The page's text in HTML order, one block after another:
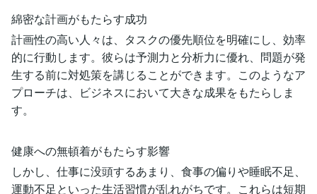
綿密な計画がもたらす成功
計画性の高い人々は、タスクの優先順位を明確にし、効率
的に行動します。彼らは予測力と分析力に優れ、問題が発
生する前に対処策を講じることができます。このようなア
プローチは、ビジネスにおいて大きな成果をもたらしま
す。
健康への無頓着がもたらす影響
しかし、仕事に没頭するあまり、食事の偏りや睡眠不足、
運動不足といった生活習慣が乱れがちです。これらは短期